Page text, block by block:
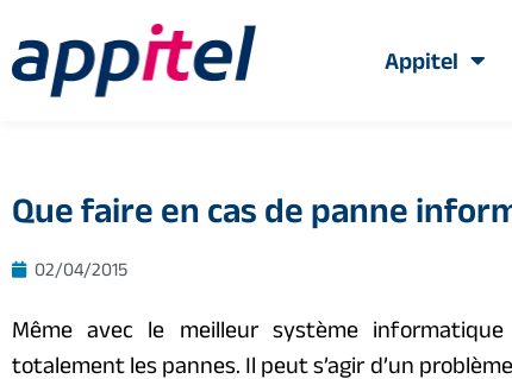
Appitel
Que faire en cas de panne
02/04/2015
Même avec le meilleur système
totalement les pannes. Il peut s’agir d’un